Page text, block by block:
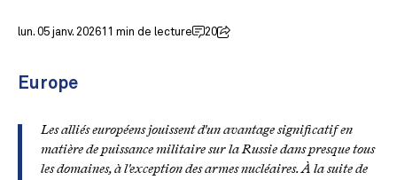
lun. 05 janv. 202611 min de lecture 20
Europe
Les alliés européens jouissent d'un avantage significatif en
matière de puissance militaire sur la Russie dans presque tous
les domaines, à l'exception des armes nucléaires. À la suite de